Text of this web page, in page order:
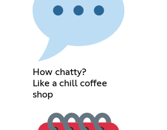
How chatty?
Like a chill coffee
shop